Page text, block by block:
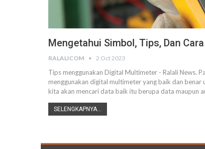
Mengetahui Simbol, Tips, Dan
RALALICOM 2 Oct 2023
Tips menggunakan Digital Multimeter - Ralali News.
menggunakan digital multimeter yang baik dan
kita akan mencari data baik itu berupa data maupun
SELENGKAPNYA...